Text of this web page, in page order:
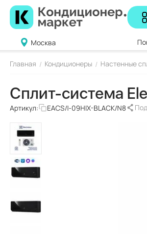
Москва
Главная / Кондиционеры / Настенные
Сплит-система
Артикул: EACS/I-09HIX-BLACK/N8